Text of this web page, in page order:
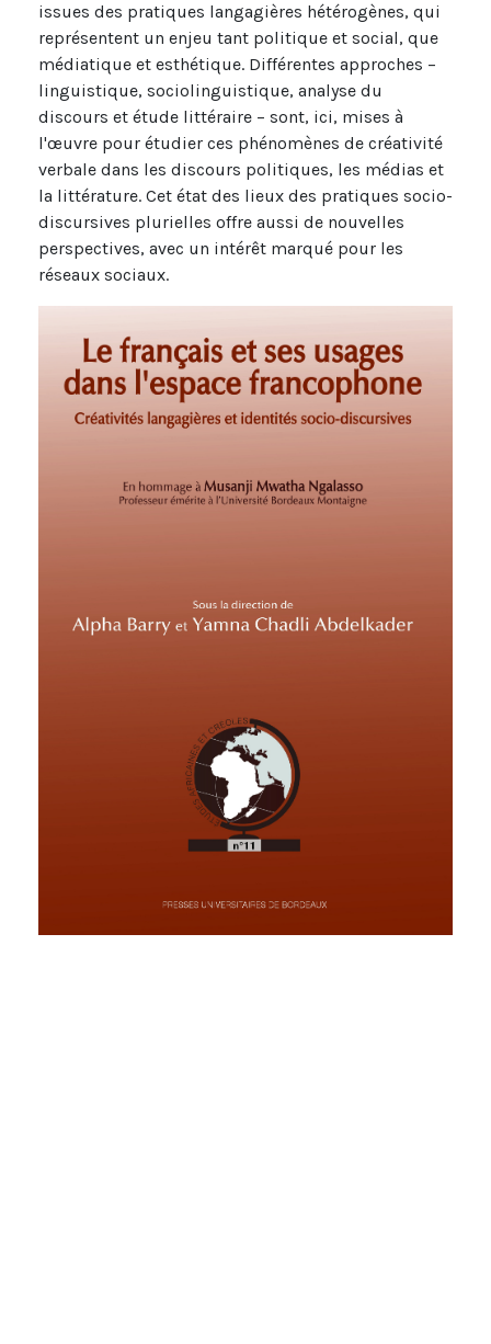
issues des pratiques langagières hétérogènes, qui
représentent un enjeu tant politique et social, que
médiatique et esthétique. Différentes approches –
linguistique, sociolinguistique, analyse du
discours et étude littéraire – sont, ici, mises à
l'œuvre pour étudier ces phénomènes de créativité
verbale dans les discours politiques, les médias et
la littérature. Cet état des lieux des pratiques socio-
discursives plurielles offre aussi de nouvelles
perspectives, avec un intérêt marqué pour les
réseaux sociaux.